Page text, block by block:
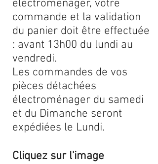
électroménager, votre
commande et la validation
du panier doit être effectuée
: avant 13h00 du lundi au
vendredi.
Les commandes de vos
pièces détachées
électroménager du samedi
et du Dimanche seront
expédiées le Lundi.
Cliquez sur l'image